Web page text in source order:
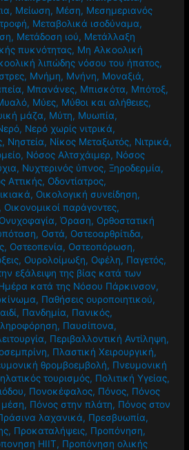
, Μείωση, Μέση, Μεσημεριανός
, Μεταβολικά ισοδύναμα,
, Μετάδοση ιού, Μετάλλαξη
πυκνότητας, Μη Αλκοολική
λιπώδης νόσου του ήπατος,
, Μνήμη, Μνήνη, Μοναξιά,
, Μπανάνες, Μπισκότα, Μπότοξ,
, Μύες, Μύθοι και αλήθειες,
μάζα, Μύτη, Μυωπία,
, Νερό χωρίς νιτρικά,
, Νηστεία, Νίκος Μεταξωτός, Νιτρικά,
, Νόσος Αλτσχάιμερ, Νόσος
, Νυχτερινός ύπνος,Ξηροδερμία,
Αττικής, Οδοντίατρος,
, Οικολογική συνείδηση,
, Οικονομικοί παράγοντες,
Ονυχοφαγία,Όραση, Ορθοστατική
, Οστά, Οστεοαρθρίτιδα,
, Οστεοπενία, Οστεοπόρωση,
, Ουρολοίμωξη, Οφέλη, Παγετός,
εξάλειψη της βίας κατά των
κατά της Νόσου Πάρκινσον,
, Παθήσεις ουροποιητικού,
, Πανδημία, Πανικός,
, Παυσίπονα,
, Περιβαλλοντική Αντίληψη,
, Πλαστική Χειρουργική,
θρομβοεμβολή, Πνευμονική
τουρισμός, Πολιτική Υγείας,
, Πονοκέφαλος, Πόνος, Πόνος
, Πόνος στην πλάτη, Πόνος στον
λαχανικά, Πρεσβυωπία,
, Προκαταλήψεις, Προπόνηση,
HIIT, Προπόνηση ολικής